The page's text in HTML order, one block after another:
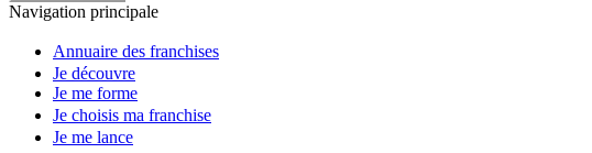
Navigation principale
Annuaire des franchises
Je découvre
Je me forme
Je choisis ma franchise
Je me lance